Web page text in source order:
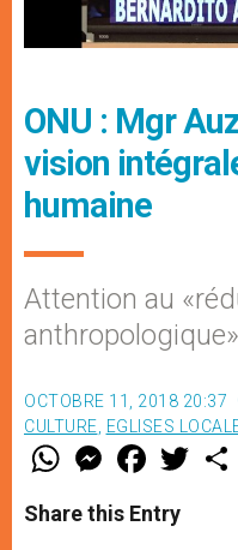
ONU : Mgr
vision
humaine
Attention au
anthropologique»
OCTOBRE 11, 2018 20:37
CULTURE EGLISES
W
t
s
M
e
s
e
F
a
e
b
w
Share this Entry